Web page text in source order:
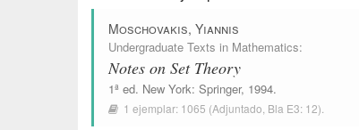
Moschovakis, Yiannis
Undergraduate Texts in Mathematics:
Notes on Set Theory
1ª ed. New York: Springer, 1994.
1 ejemplar: 1065 (Adjuntado, Bla E3: 12).